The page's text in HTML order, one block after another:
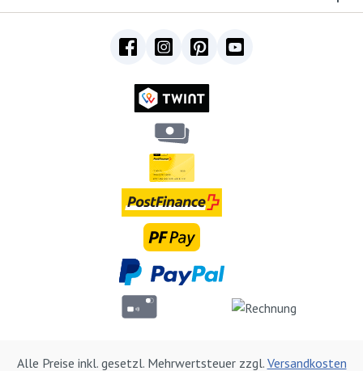
Alle Preise inkl. gesetzl. Mehrwertsteuer zzgl. Versandkosten